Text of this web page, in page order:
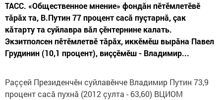
ТАСС. «Общественное мнение» фондăн пӗтӗмлетӗвӗ
тăрăх та, В.Путин 77 процент сасă пуçтарнă, çак
кăтарту та суйлавра вăл çӗнтернине калать.
Экзитполсен пӗтӗмлетвӗ тăрăх, иккӗмӗш вырăна Павел
Грудинин (10,1 процент), виççӗмӗш - Владимир...
Раççей Президенчӗн суйлавӗнче Владимир Путин 73,9
процент сасă пухнă (2012 çулта - 63,60) ВЦИОМ